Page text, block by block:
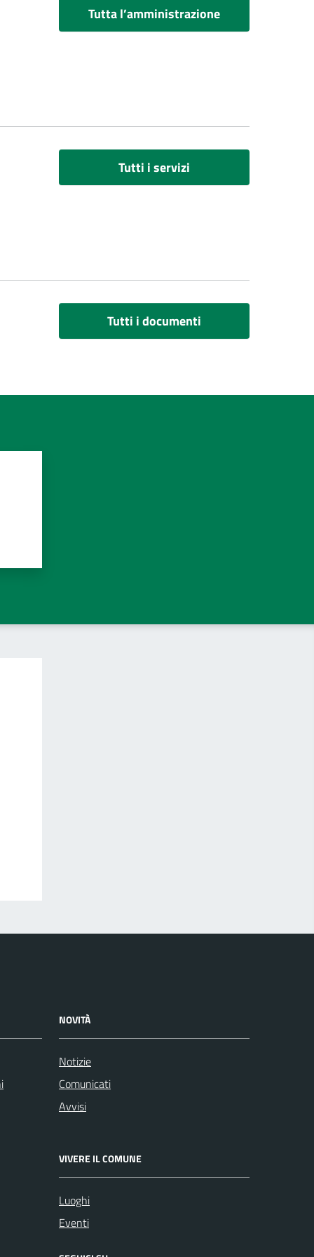
Tutta l’amministrazione
Tutti i servizi
Tutti i documenti
NOVITÀ
Notizie
Comunicati
Avvisi
VIVERE IL COMUNE
Luoghi
Eventi